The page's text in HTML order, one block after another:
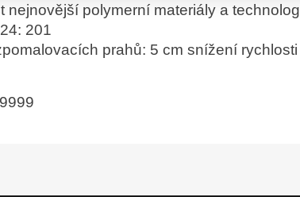
nejnovější polymerní materiály a
201
prahů: 5 cm snížení